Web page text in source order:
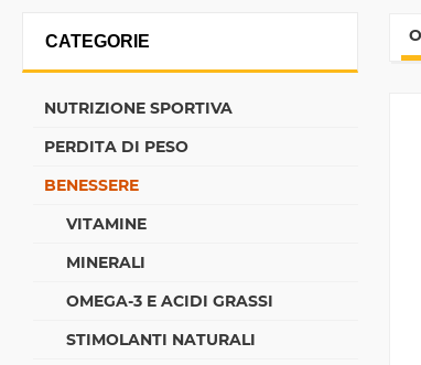
CATEGORIE
NUTRIZIONE SPORTIVA
PERDITA DI PESO
BENESSERE
VITAMINE
MINERALI
OMEGA-3 E ACIDI GRASSI
STIMOLANTI NATURALI